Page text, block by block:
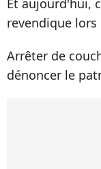
Et aujourd'hui,
revendique
Arrêter de
dénoncer le